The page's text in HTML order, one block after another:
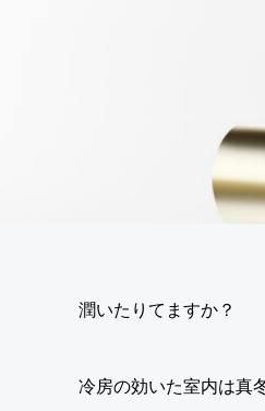
潤いたりてますか？
冷房の効いた室内は真